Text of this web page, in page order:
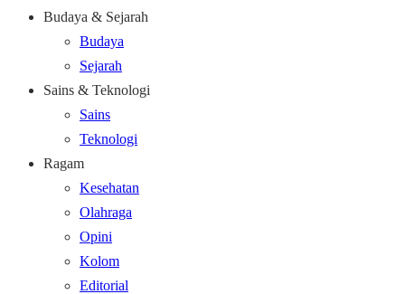
Budaya & Sejarah
Budaya
Sejarah
Sains & Teknologi
Sains
Teknologi
Ragam
Kesehatan
Olahraga
Opini
Kolom
Editorial